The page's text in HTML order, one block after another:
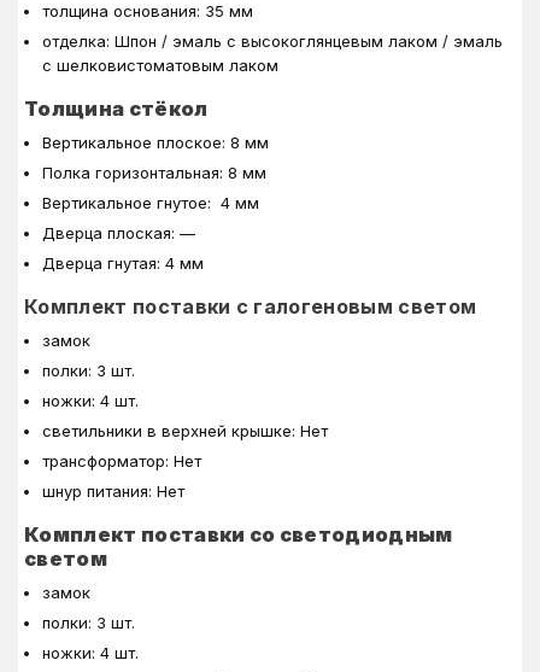
толщина основания: 35 мм
отделка: Шпон / эмаль с высокоглянцевым лаком / эмаль
с шелковистоматовым лаком
Толщина стёкол
Вертикальное плоское: 8 мм
Полка горизонтальная: 8 мм
Вертикальное гнутое: 4 мм
Дверца плоская: —
Дверца гнутая: 4 мм
Комплект поставки с галогеновым светом
замок
полки: 3 шт.
ножки: 4 шт.
светильники в верхней крышке: Нет
трансформатор: Нет
шнур питания: Нет
Комплект поставки со светодиодным
светом
замок
полки: 3 шт.
ножки: 4 шт.